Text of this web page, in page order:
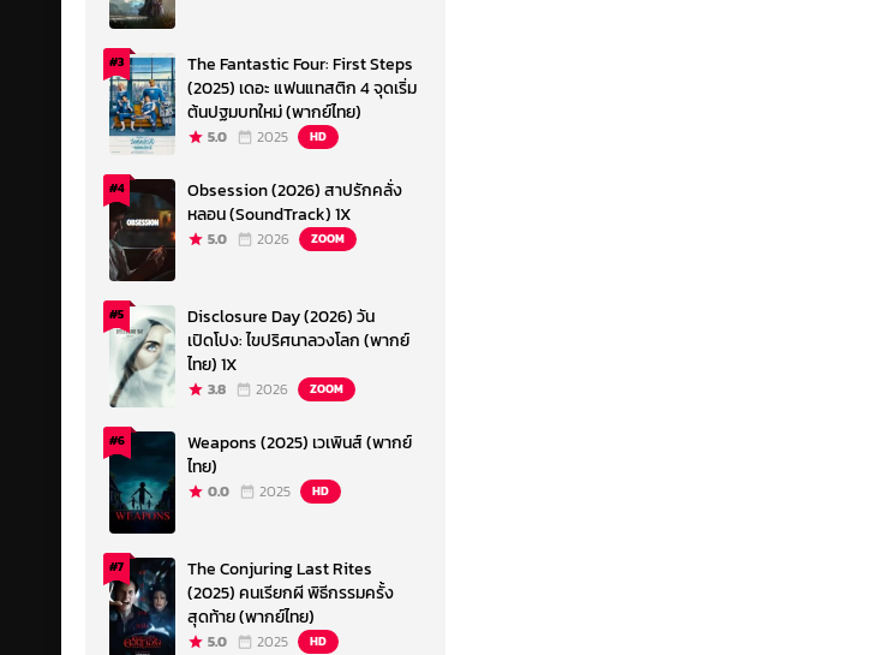
#3
The Fantastic Four: First Steps
(2025) เดอะ แฟนแทสติก 4 จุดเริ่ม
ต้นปฐมบทใหม่ (พากย์ไทย)
5.0 2025 HD
#4
Obsession (2026) สาปรักคลั่ง
หลอน (SoundTrack) 1X
5.0 2026 ZOOM
#5
Disclosure Day (2026) วัน
เปิดโปง: ไขปริศนาลวงโลก (พากย์
ไทย) 1X
3.8 2026 ZOOM
#6
Weapons (2025) เวเพินส์ (พากย์
ไทย)
0.0 2025 HD
#7
The Conjuring Last Rites
(2025) คนเรียกผี พิธีกรรมครั้ง
สุดท้าย (พากย์ไทย)
5.0 2025 HD